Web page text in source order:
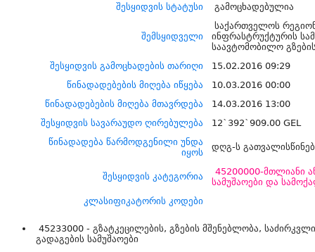
შესყიდვის სტატუსი
გამოცხადებულია
შემსყიდველი
საქართველოს
ინფრასტრუქტურის
საავტომობილო
შესყიდვის გამოცხადების თარიღი
15.02.2016 09:29
წინადადებების მიღება იწყება
10.03.2016 00:00
წინადადებების მიღება მთავრდება
14.03.2016 13:00
შესყიდვის სავარაუდო ღირებულება
12`392`909.00 GEL
წინადადება წარმოდგენილი უნდა
იყოს
დღგ-ს
შესყიდვის კატეგორია
45200000-მთლიანი
სამუშაოები და
კლასიფიკატორის კოდები
45233000 - გზატკეცილების, გზების მშენებლობა,
გადაგების სამუშაოები